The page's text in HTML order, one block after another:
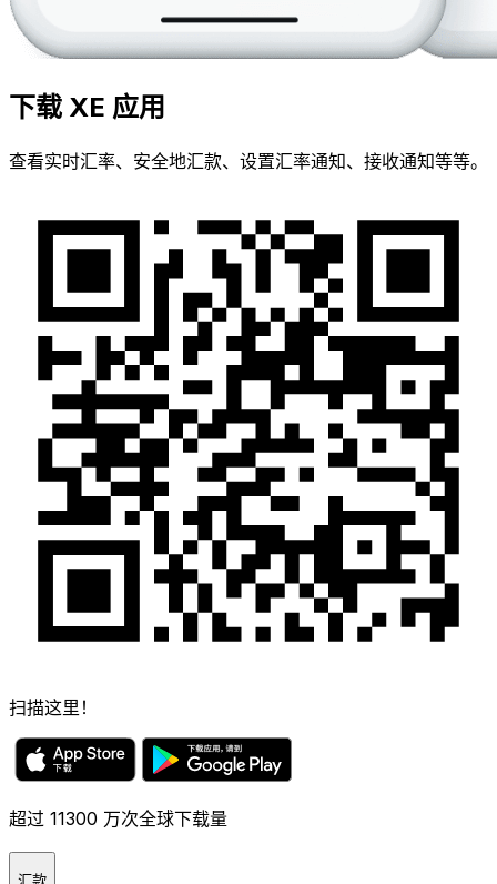
下载 XE 应用
查看实时汇率、安全地汇款、设置汇率通知、接收通知等等。
扫描这里！
超过 11300 万次全球下载量